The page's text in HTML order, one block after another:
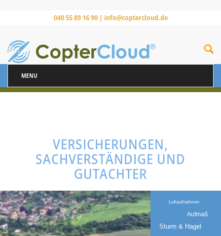
040 55 89 16 90 | info@coptercloud.de
MENU
VERSICHERUNGEN,
SACHVERSTÄNDIGE UND
GUTACHTER
Luftaufnahmen
Sturm & Hagel
Aufmaß